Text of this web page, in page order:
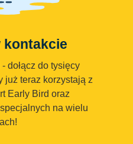
kontakcie
dołącz do tysięcy
już teraz korzystają z
Early Bird oraz
na wielu